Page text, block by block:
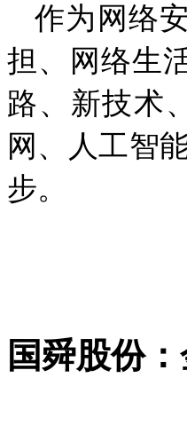
作为网络
担、网络生
路、新技术
网、人工智
步。
国舜股份